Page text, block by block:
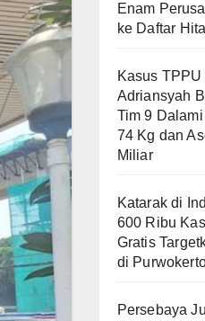
Enam
ke Daftar
Kasus
Adriansyah
Tim 9
74 Kg dan
Miliar
Katarak di
600 Ribu
Gratis
di
Persebaya